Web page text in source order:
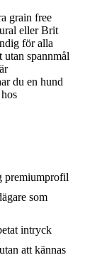
grain free
eller Brit
för alla
spannmål
du en hund
premiumprofil
som
intryck
att kännas